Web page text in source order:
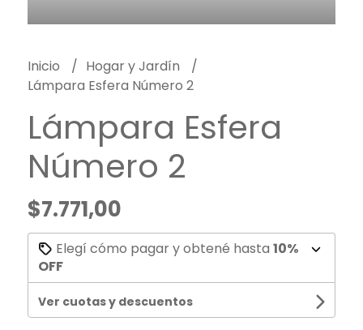
Inicio
Hogar y Jardín
Lámpara Esfera Número 2
Lámpara Esfera
Número 2
$7.771,00
Elegí cómo pagar y obtené hasta 10%
OFF
Ver cuotas y descuentos